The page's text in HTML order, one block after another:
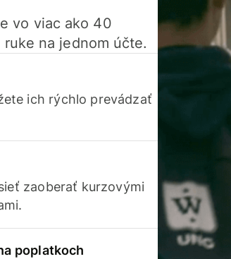
vo viac ako 40
na jednom účte.
ich rýchlo prevádzať
zaoberať kurzovými
poplatkoch